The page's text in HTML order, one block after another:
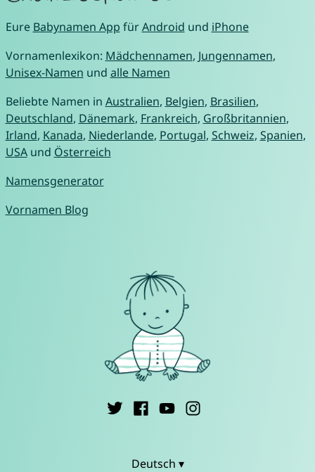
Eure Babynamen App fürAndroid und iPhone
Vornamenlexikon: Mädchennamen, Jungennamen,
Unisex-Namen und alle Namen
Beliebte Namen in Australien, Belgien, Brasilien,
Deutschland, Dänemark, Frankreich, Großbritannien,
Irland, Kanada, Niederlande, Portugal, Schweiz, Spanien,
USAund Österreich
Namensgenerator
Vornamen Blog
Deutsch ▾